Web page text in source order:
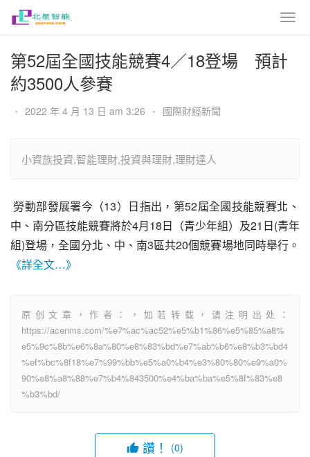
第52屆全國技能競賽4／18登場 預計
約3500人參賽
• 2022 年 4 月 13 日 am 3:26 • 國際財經新聞
小資族投資,智能理財,投資與理財,理財達人
中、南分區技能競賽將於4月18日（青少年組）及21日(青年
《詳全文…》
原创文章，作者：，如若转载，请注明出处：
https://acenms.com/%e7%ac%ac52%e5%b1%86%e5%85%a8%
e5%9c%8b%e6%8a%80%e8%83%bd%e7%ab%b6%e8%b3%bd4
%ef%bc%8f18%e7%99%bb%e5%a0%b4%e3%80%80%e9%a0%
90%e8%a8%88%e7%b4%843500%e4%ba%ba%e5%8f%83%e8
%b3%bd/
讚！ (0)